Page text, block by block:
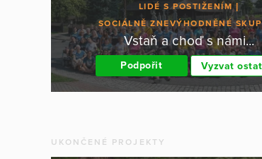
LIDÉ S POSTIŽENÍM
SOCIÁLNĚ ZNEVÝHODNĚNÉ
Vstaň a choď s námi...
Podpořit Vyzvat
UKONČENÉ PROJEKTY